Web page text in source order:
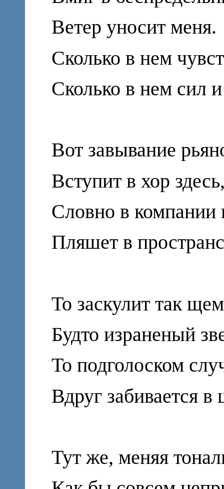
Ветер уносит меня.
Сколько в нем
Сколько в нем сил
Вот завывание
Вступит в хор
Словно в компании
Пляшет в
То заскулит так
Будто израненый
То подголоском
Вдруг забивается в
Тут же, меняя